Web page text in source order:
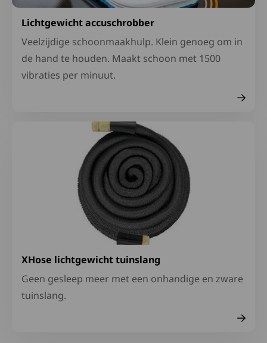
Lichtgewicht accuschrobber
Veelzijdige schoonmaakhulp. Klein genoeg om in
de hand te houden. Maakt schoon met 1500
vibraties per minuut.
XHose lichtgewicht tuinslang
Geen gesleep meer met een onhandige en zware
tuinslang.
Lees meer over XHose lichtgewicht tuinslang